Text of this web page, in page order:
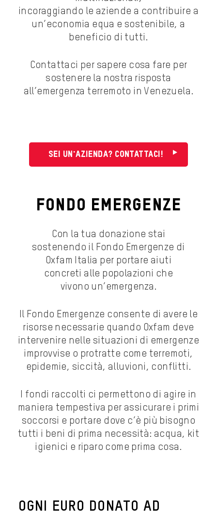
incoraggiando le aziende a contribuire a
un’economia equa e sostenibile, a
beneficio di tutti.
Contattaci per sapere cosa fare per
sostenere la nostra risposta
all’emergenza terremoto in Venezuela.
Sei un'azienda? Contattaci!
FONDO EMERGENZE
Con la tua donazione stai
sostenendo il Fondo Emergenze di
Oxfam Italia per portare aiuti
concreti alle popolazioni che
vivono un’emergenza.
Il Fondo Emergenze consente di avere le
risorse necessarie quando Oxfam deve
intervenire nelle situazioni di emergenze
improvvise o protratte come terremoti,
epidemie, siccità, alluvioni, conflitti.
I fondi raccolti ci permettono di agire in
maniera tempestiva per assicurare i primi
soccorsi e portare dove c’è più bisogno
tutti i beni di prima necessità: acqua, kit
igienici e riparo come prima cosa.
OGNI EURO DONATO AD